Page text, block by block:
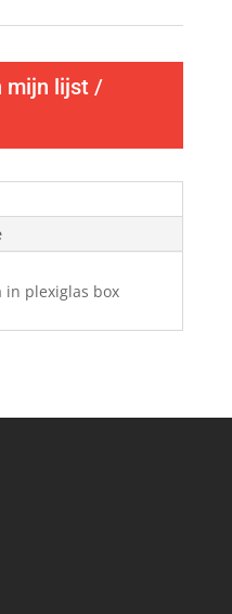
mijn lijst /
in plexiglas box